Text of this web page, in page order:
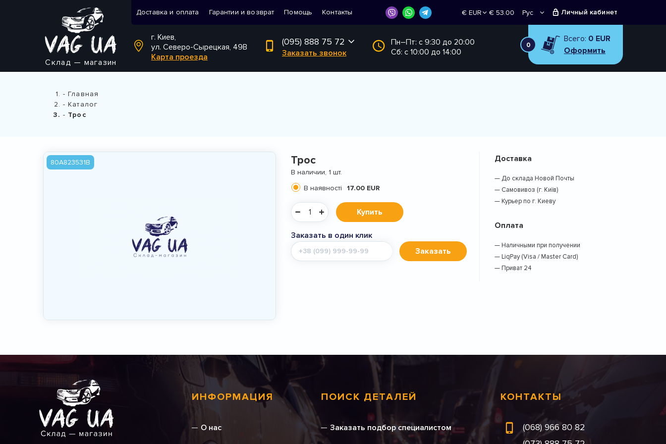
Склад — магазин
Доставка и оплата Гарантии и возврат Помощь Контакты
€ EUR
€ 53.00
Рус Личный кабинет
г. Киев,
ул. Северо-Сырецкая, 49В
Карта проезда
(095) 888 75 72
Заказать звонок
Пн–Пт: с 9:30 до 20:00
Сб: с 10:00 до 14:00
0
Всего: 0 EUR
Оформить
Главная
Каталог
Трос
80A823531B Трос
В наличии, 1 шт.
В наявності
17.00 EUR
Купить
Заказать в один клик
Мобильный
телефон
Заказать
Доставка
— До склада Новой Почты
— Самовивоз (г. Київ)
— Курьер по г. Киеву
Оплата
— Наличными при получении
— LiqPay (Visa / Master Card)
— Приват 24
ИНФОРМАЦИЯ
О нас
ПОИСК ДЕТАЛЕЙ
Заказать подбор специалистом
КОНТАКТЫ
(068) 966 80 82